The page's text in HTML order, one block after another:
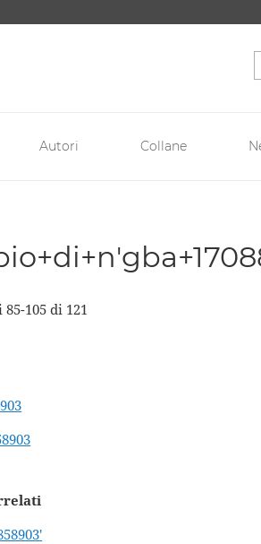
Autori Collane
85-105 di 121